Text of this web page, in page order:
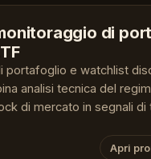
di
portafoglio e watchlist
analisi tecnica del
di mercato in segnali di
Apri